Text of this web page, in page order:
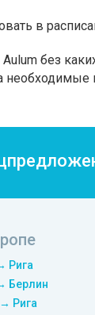
в
без
необходимые
Рига
Берлин
Рига